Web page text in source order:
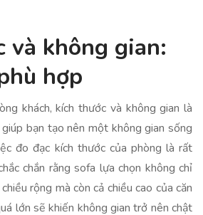
và không gian:
hợp
khách, kích thước và không gian là
bạn tạo nên một không gian sống
đo đạc kích thước của phòng là rất
chắn rằng sofa lựa chọn không chỉ
rộng mà còn cả chiều cao của căn
lớn sẽ khiến không gian trở nên chật